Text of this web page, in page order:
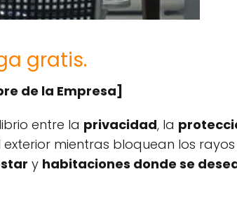
gratis.
de la Empresa]
entre la privacidad, la
mientras bloquean los rayos
y habitaciones donde se